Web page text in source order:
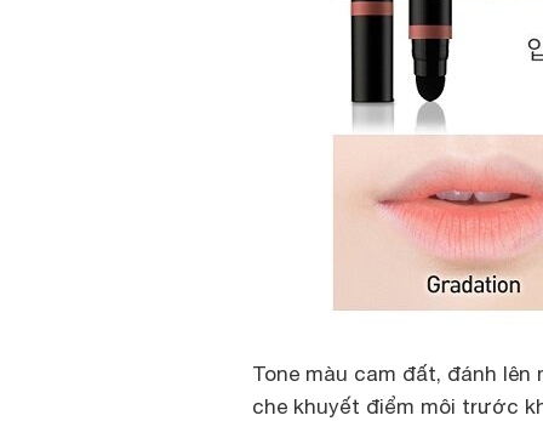
Tone màu cam đất, đánh
che khuyết điểm môi trước